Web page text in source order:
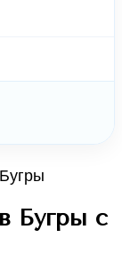
Бугры с